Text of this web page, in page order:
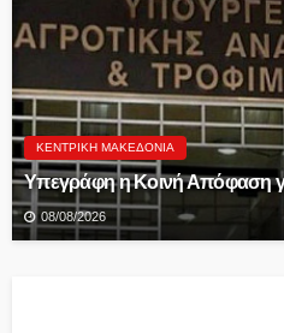
ΚΕΝΤΡΙΚΉ ΜΑΚΕΔΟΝΊΑ
Υπεγράφη η Κοινή Απόφαση
08/08/2026